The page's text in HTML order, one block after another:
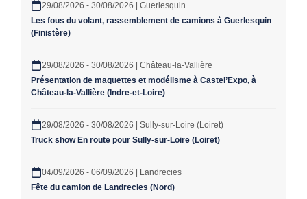
29/08/2026 - 30/08/2026 | Guerlesquin
Les fous du volant, rassemblement de camions à Guerlesquin
(Finistère)
29/08/2026 - 30/08/2026 | Château-la-Vallière
Présentation de maquettes et modélisme à Castel’Expo, à
Château-la-Vallière (Indre-et-Loire)
29/08/2026 - 30/08/2026 | Sully-sur-Loire (Loiret)
Truck show En route pour Sully-sur-Loire (Loiret)
04/09/2026 - 06/09/2026 | Landrecies
Fête du camion de Landrecies (Nord)